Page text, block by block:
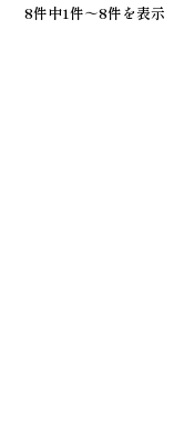
8件中1件～8件を表示